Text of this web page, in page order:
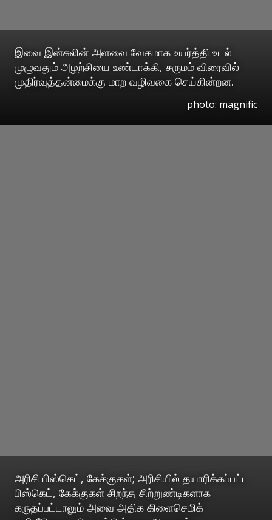
இவை இன்சுலின் அளவை வேகமாக உயர்த்தி உடல்
முழுவதும் அழற்சியை உண்டாக்கி, சருமம் விரைவில்
முதிர்வுத்தன்மைக்கு மாற வழிவகை செய்கின்றன.
photo: magnific
அரிசி பிஸ்கெட், கேக்குகள்; அரிசியில் தயாரிக்கப்பட்ட
பிஸ்கெட், கேக்குகள் சிறந்த சிற்றுண்டிகளாக
கருதப்பட்டாலும் அவை அதிக கிளைசெமிக்